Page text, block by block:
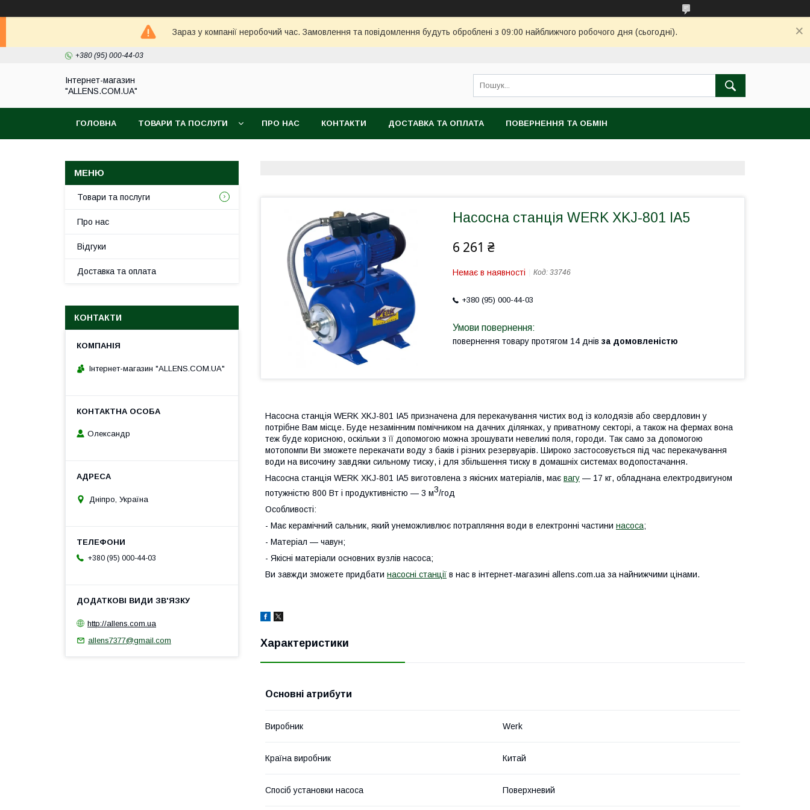
Зараз у компанії неробочий час. Замовлення та повідомлення будуть оброблені з 09:00 найближчого робочого дня (сьогодні).
+380 (95) 000-44-03
Інтернет-магазин
"ALLENS.COM.UA"
ГОЛОВНА ТОВАРИ ТА ПОСЛУГИ ПРО НАС КОНТАКТИ ДОСТАВКА ТА ОПЛАТА ПОВЕРНЕННЯ ТА ОБМІН
Насосна станція WERK XKJ-801 IA5
6 261 ₴
Немає в наявності Код: 33746
+380 (95) 000-44-03
повернення товару протягом 14 днів за домовленістю
Насосна станція WERK XKJ-801 IA5 призначена для перекачування чистих вод із колодязів або свердловин у
потрібне Вам місце. Буде незамінним помічником на дачних ділянках, у приватному секторі, а також на фермах вона
теж буде корисною, оскільки з її допомогою можна зрошувати невеликі поля, городи. Так само за допомогою
мотопомпи Ви зможете перекачати воду з баків і різних резервуарів. Широко застосовується під час перекачування
води на височину завдяки сильному тиску, і для збільшення тиску в домашніх системах водопостачання.
Насосна станція WERK XKJ-801 IA5 виготовлена з якісних матеріалів, має вагу — 17 кг, обладнана електродвигуном
потужністю 800 Вт і продуктивністю — 3 м3/год
Особливості:
- Має керамічний сальник, який унеможливлює потрапляння води в електронні частини насоса;
- Матеріал — чавун;
- Якісні матеріали основних вузлів насоса;
Ви завжди зможете придбати насосні станції в нас в інтернет-магазині allens.com.ua за найнижчими цінами.
Характеристики
Основні атрибути
Виробник Werk
Країна виробник Китай
Спосіб установки насоса Поверхневий
Товари та послуги
Про нас
Відгуки
Доставка та оплата
КОНТАКТИ
Інтернет-магазин "ALLENS.COM.UA"
Олександр
Дніпро, Україна
+380 (95) 000-44-03
http://allens.com.ua
allens7377@gmail.com